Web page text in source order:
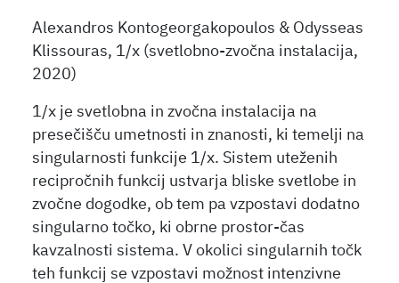
Alexandros Kontogeorgakopoulos & Odysseas
Klissouras, 1/x (svetlobno-zvočna instalacija,
2020)
1/x je svetlobna in zvočna instalacija na
presečišču umetnosti in znanosti, ki temelji na
singularnosti funkcije 1/x. Sistem uteženih
recipročnih funkcij ustvarja bliske svetlobe in
zvočne dogodke, ob tem pa vzpostavi dodatno
singularno točko, ki obrne prostor-čas
kavzalnosti sistema. V okolici singularnih točk
teh funkcij se vzpostavi možnost intenzivne